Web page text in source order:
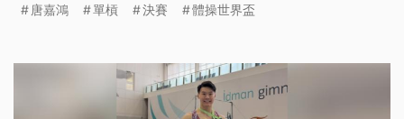
唐嘉鴻 單槓 決賽 體操世界盃